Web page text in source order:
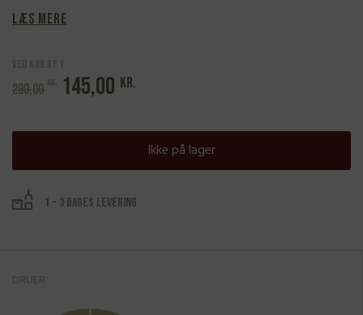
Læs mere
290,00kr. Den
pris
145,00 kr.
pris
er:
Ikke på lager
1 - 3 dages levering